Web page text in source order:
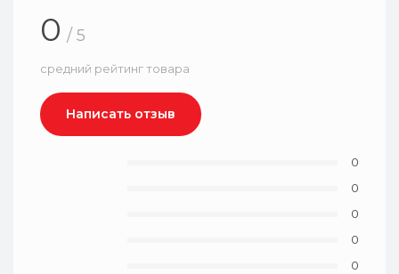
0 / 5
средний рейтинг товара
Написать отзыв
0
0
0
0
0